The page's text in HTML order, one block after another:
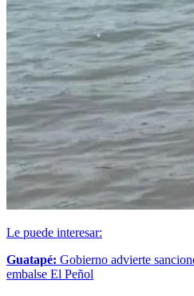
Le puede interesar:
Guatapé: Gobierno advierte
embalse El Peñol